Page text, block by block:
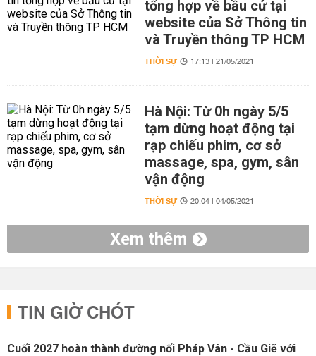
tổng hợp về bầu cử tại
website của Sở Thông tin
và Truyền thông TP HCM
THỜI SỰ 17:13 | 21/05/2021
Hà Nội: Từ 0h ngày 5/5
tạm dừng hoạt động tại
rạp chiếu phim, cơ sở
massage, spa, gym, sân
vận động
THỜI SỰ 20:04 | 04/05/2021
Xem thêm
TIN GIỜ CHÓT
Cuối 2027 hoàn thành đường nối Pháp Vân - Cầu Giẽ với